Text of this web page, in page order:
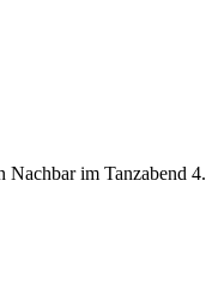
Nachbar im Tanzabend 4.